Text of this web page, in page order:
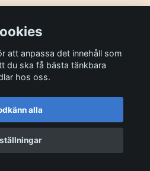
att anpassa det innehåll som
du ska få bästa tänkbara
hos oss.
alla